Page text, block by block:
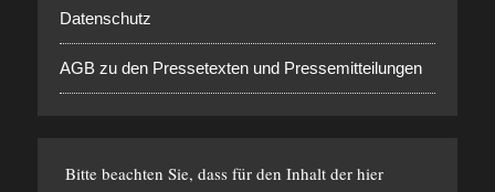
Datenschutz
AGB zu den Pressetexten und Pressemitteilungen
Bitte beachten Sie, dass für den Inhalt der hier